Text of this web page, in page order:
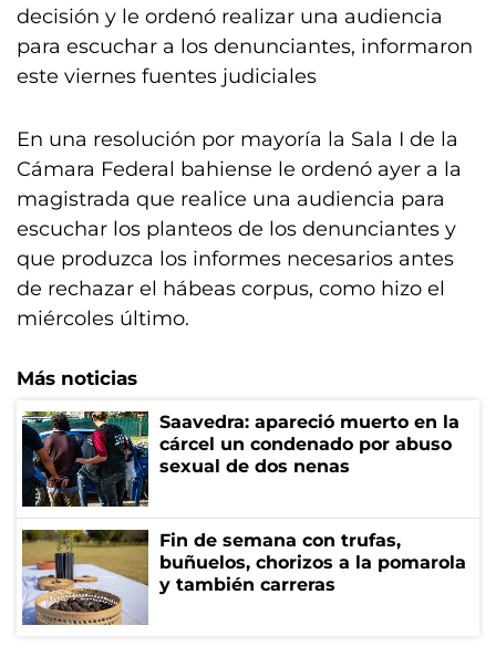
decisión y le ordenó realizar una audiencia
para escuchar a los denunciantes, informaron
este viernes fuentes judiciales
En una resolución por mayoría la Sala I de la
Cámara Federal bahiense le ordenó ayer a la
magistrada que realice una audiencia para
escuchar los planteos de los denunciantes y
que produzca los informes necesarios antes
de rechazar el hábeas corpus, como hizo el
miércoles último.
Más noticias
Saavedra: apareció muerto en la
cárcel un condenado por abuso
sexual de dos nenas
Fin de semana con trufas,
buñuelos, chorizos a la pomarola
y también carreras